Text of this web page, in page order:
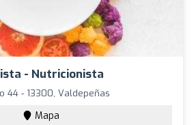
- Nutricionista
44 - 13300, Valdepeñas
Mapa